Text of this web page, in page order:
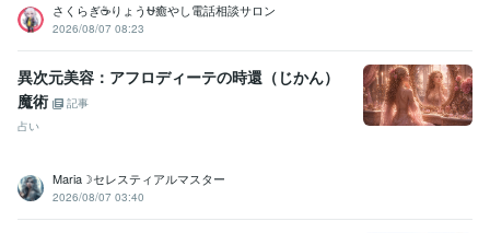
さくらぎ☕りょう⛎癒やし電話相談サロン
2026/08/07 08:23
異次元美容：アフロディーテの時還（じかん）
魔術
記事
占い
Maria☽セレスティアルマスター
2026/08/07 03:40